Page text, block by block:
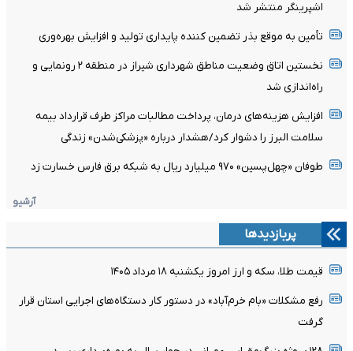
اشپرینگر منتشر شد
تأمین به موقع بذر تضمین کننده پایداری تولید و افزایش بهره‌وری
نخستین اتاق وضعیت مناطق شهرداری شیراز در منطقه ۲ رونمایی و
راه‌اندازی شد
افزایش هزینه‌های درمان، پرداخت مطالبات مراکز طرف قرارداد بیمه
سلامت البرز را دشوار کرد/هشدار درباره «پزشکی‌شدن» زندگی
​طوفان «چهل‌پسین» ۹۷۰ میلیارد ریال به شبکه برق فارس خسارت زد
آرشیو
پربازدیدها
قیمت طلا، سکه و ارز امروز یکشنبه ۱۸ مرداد ۱۴۰۵
رفع مشکلات «بام خرم‌آباد» در دستور کار دستگاه‌های اجرایی استان قرار
گرفت